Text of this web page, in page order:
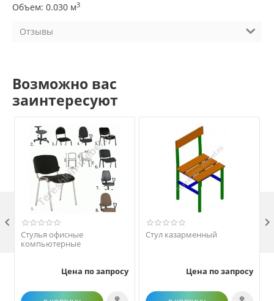
Объем: 0.030 м3
Отзывы
Возможно вас
заинтересуют
Стулья офисные
компьютерные
Цена по запросу
Стул казарменный
Цена по запросу
 